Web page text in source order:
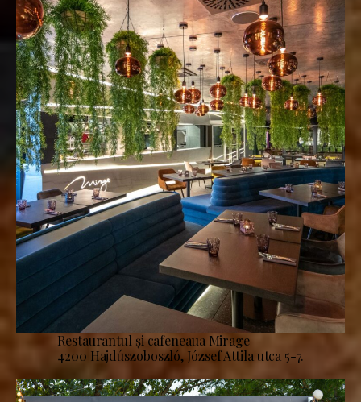
Restaurantul și cafeneaua Mirage
4200 Hajdúszoboszló, József Attila utca 5-7.